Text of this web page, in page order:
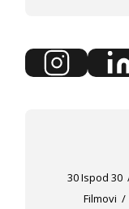
30 Ispod 30
Filmovi